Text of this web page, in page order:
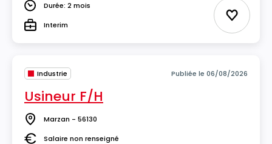
DuréeDurée: 2 mois
TypeInterim Ajouter
Industrie Publiée le 06/08/2026
Usineur F/H
Lieu Marzan - 56130
Salaire non renseigné